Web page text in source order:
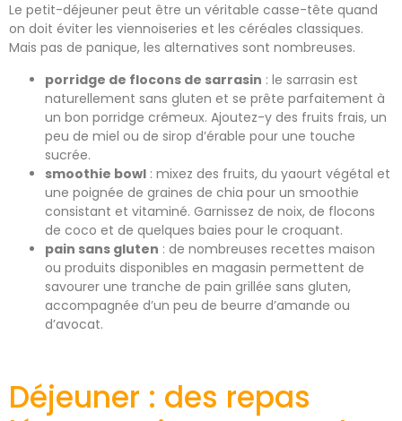
Le petit-déjeuner peut être un véritable casse-tête quand
on doit éviter les viennoiseries et les céréales classiques.
Mais pas de panique, les alternatives sont nombreuses.
porridge de flocons de sarrasin : le sarrasin est
naturellement sans gluten et se prête parfaitement à
un bon porridge crémeux. Ajoutez-y des fruits frais, un
peu de miel ou de sirop d’érable pour une touche
sucrée.
smoothie bowl : mixez des fruits, du yaourt végétal et
une poignée de graines de chia pour un smoothie
consistant et vitaminé. Garnissez de noix, de flocons
de coco et de quelques baies pour le croquant.
pain sans gluten : de nombreuses recettes maison
ou produits disponibles en magasin permettent de
savourer une tranche de pain grillée sans gluten,
accompagnée d’un peu de beurre d’amande ou
d’avocat.
Déjeuner : des repas